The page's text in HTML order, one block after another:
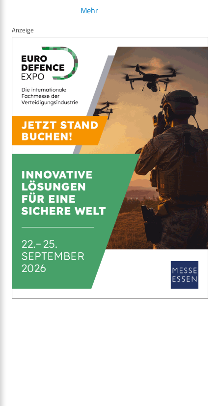
Mehr
Anzeige